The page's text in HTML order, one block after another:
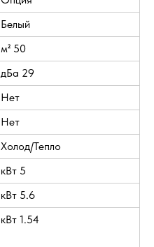
Белый
м² 50
дБа 29
Нет
Нет
Холод/Тепло
кВт 5
кВт 5.6
кВт 1.54